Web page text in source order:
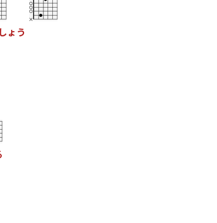
しょ う